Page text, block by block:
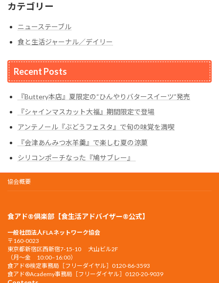
カテゴリー
ニューステーブル
食と生活ジャーナル／デイリー
Recent Posts
『Buttery本店』夏限定の“ひんやりバタースイーツ”発売
『シャインマスカット大福』期間限定で登場
アンテノール『ぶどうフェスタ』で旬の味覚を満喫
『会津あんみつ水羊羹』で楽しむ夏の涼菓
シリコンポーチなった『鳩サブレー』
協会概要
食アド®倶楽部【食生活アドバイザー®公式】
一般社団法人FLAネットワーク協会
〒160-0023
東京都新宿区西新宿7-15-10 大山ビル2F
（月〜金 10:00–16:00）
食アド®︎検定事務局［フリーダイヤル］0120-86-3593
食アド®︎Academy事務局［フリーダイヤル］0120-20-9039